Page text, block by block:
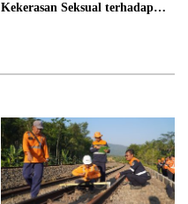
Kekerasan Seksual terhadap